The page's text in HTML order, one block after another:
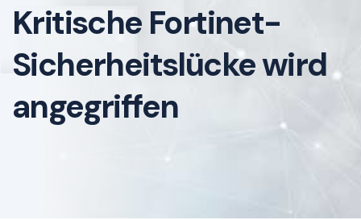
Kritische Fortinet-
Sicherheitslücke wird
angegriffen